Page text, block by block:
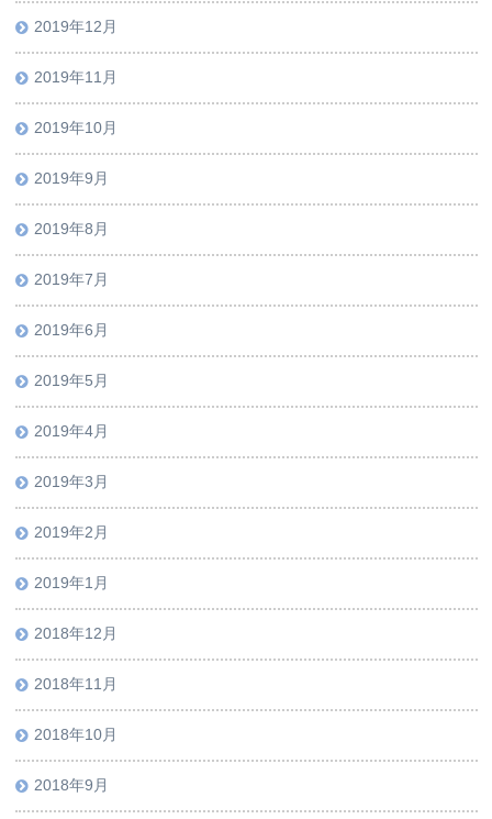
2019年12月
2019年11月
2019年10月
2019年9月
2019年8月
2019年7月
2019年6月
2019年5月
2019年4月
2019年3月
2019年2月
2019年1月
2018年12月
2018年11月
2018年10月
2018年9月